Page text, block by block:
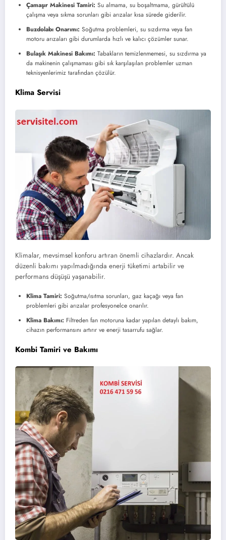
Çamaşır Makinesi Tamiri: Su almama, su boşaltmama, gürültülü
çalışma veya sıkma sorunları gibi arızalar kısa sürede giderilir.
Buzdolabı Onarımı: Soğutma problemleri, su sızdırma veya fan
motoru arızaları gibi durumlarda hızlı ve kalıcı çözümler sunar.
Bulaşık Makinesi Bakımı: Tabakların temizlenmemesi, su sızdırma ya
da makinenin çalışmaması gibi sık karşılaşılan problemler uzman
teknisyenlerimiz tarafından çözülür.
Klima Servisi
Klimalar, mevsimsel konforu artıran önemli cihazlardır. Ancak
düzenli bakımı yapılmadığında enerji tüketimi artabilir ve
performans düşüşü yaşanabilir.
Klima Tamiri: Soğutma/ısıtma sorunları, gaz kaçağı veya fan
problemleri gibi arızalar profesyonelce onarılır.
Klima Bakımı: Filtreden fan motoruna kadar yapılan detaylı bakım,
cihazın performansını artırır ve enerji tasarrufu sağlar.
Kombi Tamiri ve Bakımı